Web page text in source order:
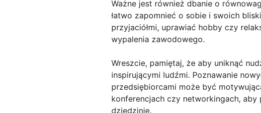
Ważne jest również dbanie o
łatwo zapomnieć o sobie i swoich
przyjaciółmi, uprawiać hobby czy
wypalenia zawodowego.
Wreszcie, pamiętaj, że aby uniknąć
inspirującymi ludźmi. Poznawanie
przedsiębiorcami może być
konferencjach czy networkingach,
dziedzinie.